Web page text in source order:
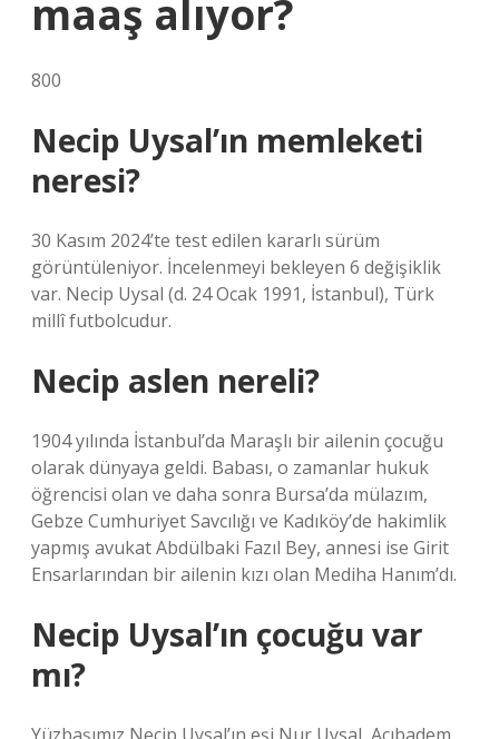
maaş alıyor?
800
Necip Uysal’ın memleketi
neresi?
30 Kasım 2024’te test edilen kararlı sürüm
görüntüleniyor. İncelenmeyi bekleyen 6 değişiklik
var. Necip Uysal (d. 24 Ocak 1991, İstanbul), Türk
millî futbolcudur.
Necip aslen nereli?
1904 yılında İstanbul’da Maraşlı bir ailenin çocuğu
olarak dünyaya geldi. Babası, o zamanlar hukuk
öğrencisi olan ve daha sonra Bursa’da mülazım,
Gebze Cumhuriyet Savcılığı ve Kadıköy’de hakimlik
yapmış avukat Abdülbaki Fazıl Bey, annesi ise Girit
Ensarlarından bir ailenin kızı olan Mediha Hanım’dı.
Necip Uysal’ın çocuğu var
mı?